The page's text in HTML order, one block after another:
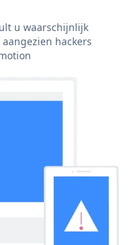
u waarschijnlijk
hackers